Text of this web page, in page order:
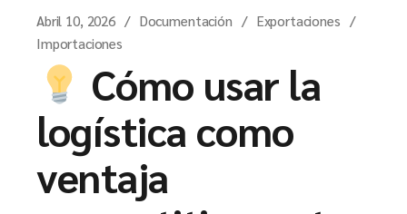
Abril 10, 2026 Documentación
Exportaciones
Importaciones
Cómo usar la
logística como
ventaja